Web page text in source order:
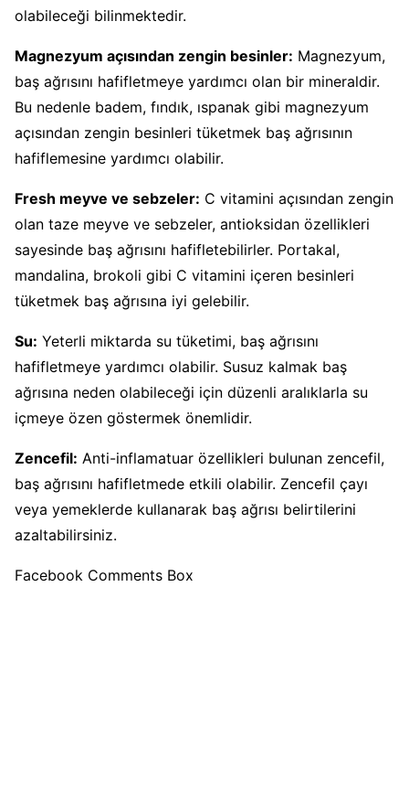
olabileceği bilinmektedir.
Magnezyum açısından zengin besinler: Magnezyum,
baş ağrısını hafifletmeye yardımcı olan bir mineraldir.
Bu nedenle badem, fındık, ıspanak gibi magnezyum
açısından zengin besinleri tüketmek baş ağrısının
hafiflemesine yardımcı olabilir.
Fresh meyve ve sebzeler: C vitamini açısından zengin
olan taze meyve ve sebzeler, antioksidan özellikleri
sayesinde baş ağrısını hafifletebilirler. Portakal,
mandalina, brokoli gibi C vitamini içeren besinleri
tüketmek baş ağrısına iyi gelebilir.
Su: Yeterli miktarda su tüketimi, baş ağrısını
hafifletmeye yardımcı olabilir. Susuz kalmak baş
ağrısına neden olabileceği için düzenli aralıklarla su
içmeye özen göstermek önemlidir.
Zencefil: Anti-inflamatuar özellikleri bulunan zencefil,
baş ağrısını hafifletmede etkili olabilir. Zencefil çayı
veya yemeklerde kullanarak baş ağrısı belirtilerini
azaltabilirsiniz.
Facebook Comments Box